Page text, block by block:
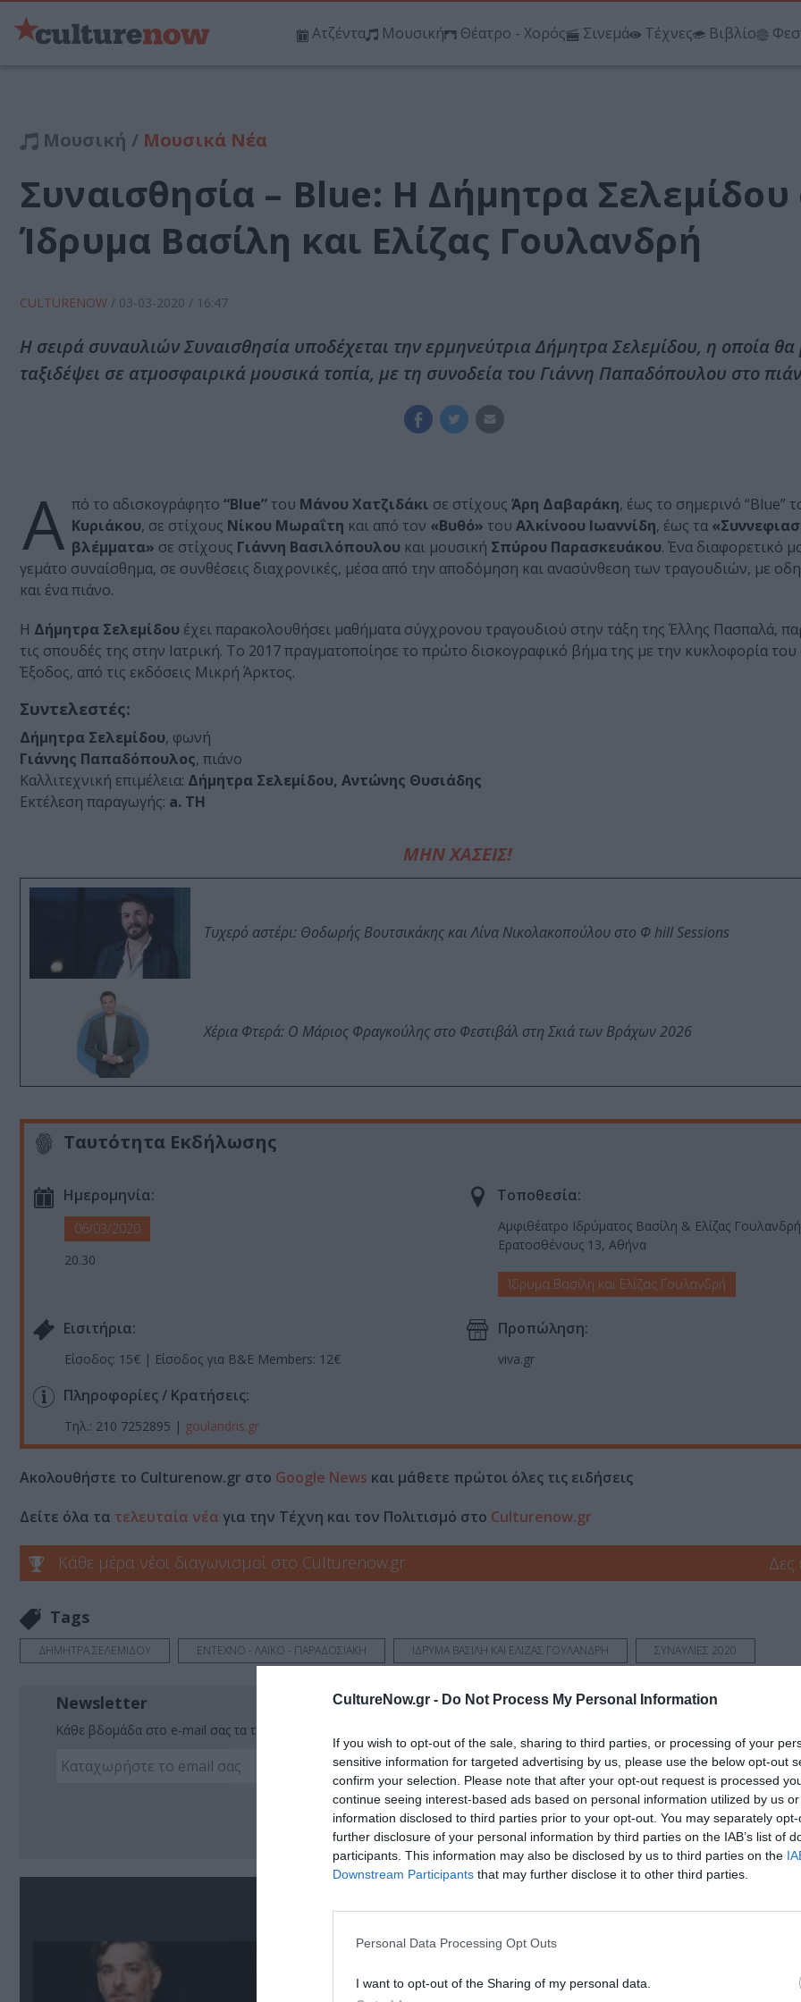
CultureNow.gr - Do Not Process My Personal Information
If you wish to opt-out of the sale, sharing to third parties, or processing of your
sensitive information for targeted advertising by us, please use the below opt-out
confirm your selection. Please note that after your opt-out request is processed
continue seeing interest-based ads based on personal information utilized by us
information disclosed to third parties prior to your opt-out. You may separately
further disclosure of your personal information by third parties on the IAB’s list of
participants. This information may also be disclosed by us to third parties on the
Downstream Participants that may further disclose it to other third parties.
Personal Data Processing Opt Outs
I want to opt-out of the Sharing of my personal data.
Ατζέντα Μουσική Θέατρο - Χορός Σινεμά Τέχνες Βιβλίο
Μουσική / Μουσικά Νέα
Συναισθησία – Blue: Η Δήμητρα Σελεμίδου
Ίδρυμα Βασίλη και Ελίζας Γουλανδρή
CULTURENOW / 03-03-2020 / 16:47
Η σειρά συναυλιών Συναισθησία υποδέχεται την ερμηνεύτρια Δήμητρα Σελεμίδου, η οποία θα
ταξιδέψει σε ατμοσφαιρικά μουσικά τοπία, με τη συνοδεία του Γιάννη Παπαδόπουλου στο
Α πό το αδισκογράφητο “Blue” του Μάνου Χατζιδάκι σε στίχους Άρη Δαβαράκη, έως το σημερινό “Blue”
Κυριάκου, σε στίχους Νίκου Μωραΐτη και από τον «Βυθό» του Αλκίνοου Ιωαννίδη, έως τα
βλέμματα» σε στίχους Γιάννη Βασιλόπουλου και μουσική Σπύρου Παρασκευάκου. Ένα διαφορετικό
γεμάτο συναίσθημα, σε συνθέσεις διαχρονικές, μέσα από την αποδόμηση και ανασύνθεση των τραγουδιών, με
και ένα πιάνο.
Η Δήμητρα Σελεμίδου έχει παρακολουθήσει μαθήματα σύγχρονου τραγουδιού στην τάξη της Έλλης Πασπαλά,
τις σπουδές της στην Ιατρική. Το 2017 πραγματοποίησε το πρώτο δισκογραφικό βήμα της με την κυκλοφορία
Έξοδος, από τις εκδόσεις Μικρή Άρκτος.
Συντελεστές:
Δήμητρα Σελεμίδου, φωνή
Γιάννης Παπαδόπουλος, πιάνο
Καλλιτεχνική επιμέλεια: Δήμητρα Σελεμίδου, Αντώνης Θυσιάδης
Εκτέλεση παραγωγής: a. TH
ΜΗΝ ΧΑΣΕΙΣ!
Τυχερό αστέρι: Θοδωρής Βουτσικάκης και Λίνα Νικολακοπούλου στο Φ hill Sessions
Χέρια Φτερά: Ο Μάριος Φραγκούλης στο Φεστιβάλ στη Σκιά των Βράχων 2026
Ταυτότητα Εκδήλωσης
Ημερομηνία:
06/03/2020
20.30
Τοποθεσία:
Αμφιθέατρο Ιδρύματος Βασίλη & Ελίζας
Ερατοσθένους 13, Αθήνα
Ίδρυμα Βασίλη και Ελίζας Γουλανδρή
Eισιτήρια:
Είσοδος: 15€ | Είσοδος για B&E Members: 12€
Προπώληση:
viva.gr
Πληροφορίες / Κρατήσεις:
Τηλ.: 210 7252895 | goulandris.gr
Ακολουθήστε το Culturenow.gr στο Google News και μάθετε πρώτοι όλες τις ειδήσεις
Δείτε όλα τα τελευταία νέα για την Τέχνη και τον Πολιτισμό στο Culturenow.gr
Κάθε μέρα νέοι διαγωνισμοί στο Culturenow.gr Δες
Tags
ΔΗΜΗΤΡΑ ΣΕΛΕΜΙΔΟΥ ΕΝΤΕΧΝΟ - ΛΑΪΚΟ - ΠΑΡΑΔΟΣΙΑΚΗ ΙΔΡΥΜΑ ΒΑΣΙΛΗ ΚΑΙ ΕΛΙΖΑΣ ΓΟΥΛΑΝΔΡΗ ΣΥΝΑΥΛΙΕΣ 2020
Newsletter
Κάθε βδομάδα στο e-mail σας τα τελευταία νέα για την Τέχνη και τον Πολιτισμό!
Ακολουθήστε το Culturenow.gr